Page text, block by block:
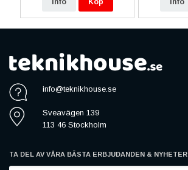
info@teknikhouse.se
Sveavägen 139
113 46 Stockholm
TA DEL AV VÅRA BÄSTA ERBJUDANDEN & NYHETER